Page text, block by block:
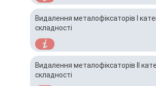
Видалення металофіксаторів I
складності
Видалення металофіксаторів IІ
складності